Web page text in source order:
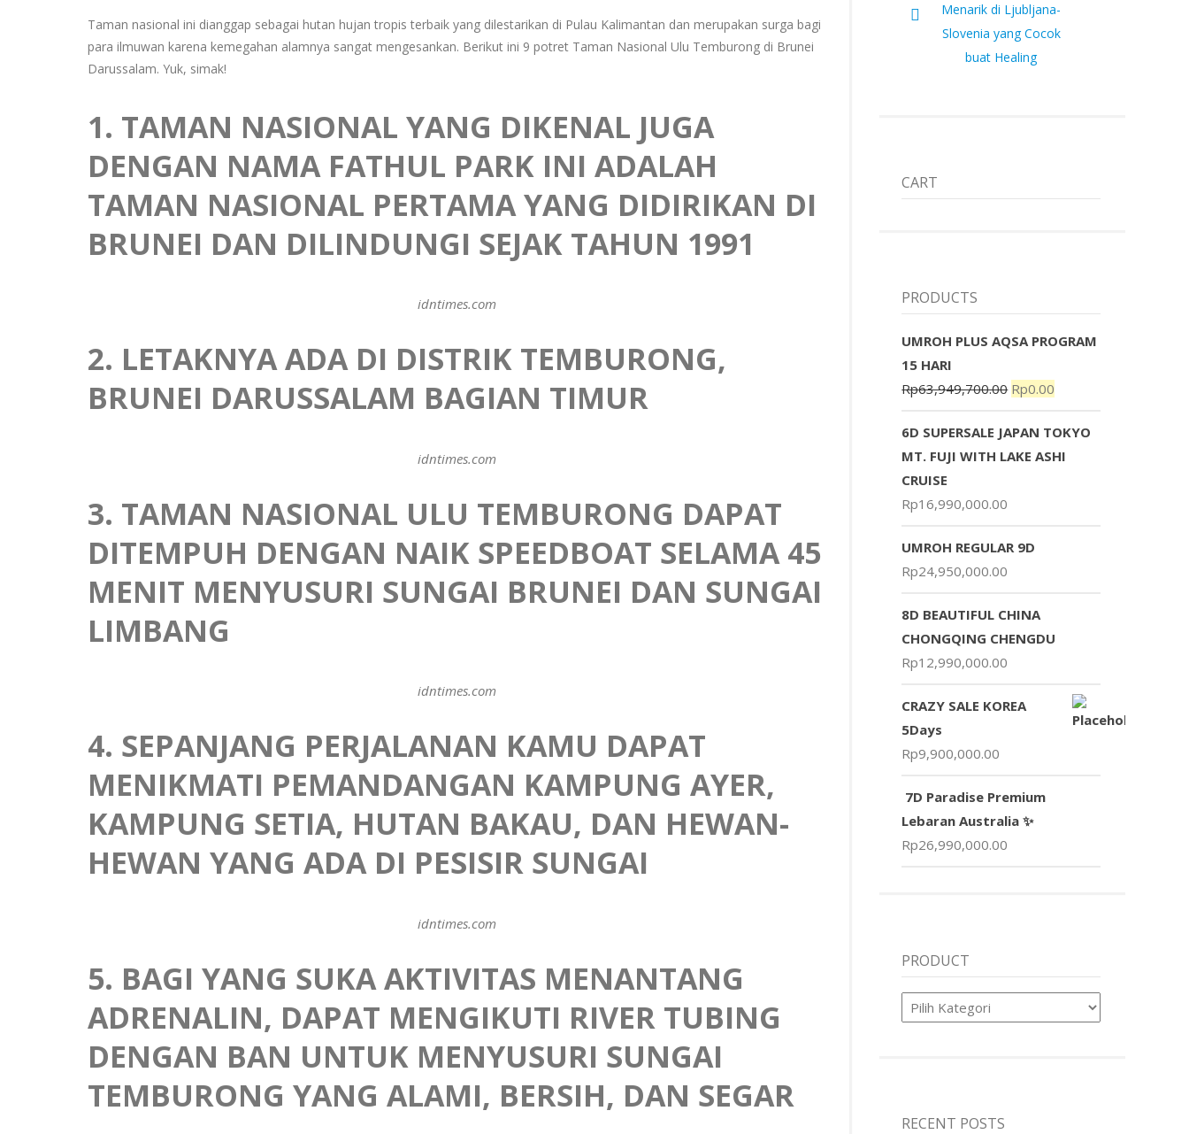
Taman nasional ini dianggap sebagai hutan hujan tropis terbaik yang dilestarikan di Pulau Kalimantan dan merupakan surga bagi
para ilmuwan karena kemegahan alamnya sangat mengesankan. Berikut ini 9 potret Taman Nasional Ulu Temburong di Brunei
Darussalam. Yuk, simak!
1. TAMAN NASIONAL YANG DIKENAL JUGA
DENGAN NAMA FATHUL PARK INI ADALAH
TAMAN NASIONAL PERTAMA YANG DIDIRIKAN DI
BRUNEI DAN DILINDUNGI SEJAK TAHUN 1991
idntimes.com
2. LETAKNYA ADA DI DISTRIK TEMBURONG,
BRUNEI DARUSSALAM BAGIAN TIMUR
idntimes.com
3. TAMAN NASIONAL ULU TEMBURONG DAPAT
DITEMPUH DENGAN NAIK SPEEDBOAT SELAMA 45
MENIT MENYUSURI SUNGAI BRUNEI DAN SUNGAI
LIMBANG
idntimes.com
4. SEPANJANG PERJALANAN KAMU DAPAT
MENIKMATI PEMANDANGAN KAMPUNG AYER,
KAMPUNG SETIA, HUTAN BAKAU, DAN HEWAN-
HEWAN YANG ADA DI PESISIR SUNGAI
idntimes.com
5. BAGI YANG SUKA AKTIVITAS MENANTANG
ADRENALIN, DAPAT MENGIKUTI RIVER TUBING
DENGAN BAN UNTUK MENYUSURI SUNGAI
TEMBURONG YANG ALAMI, BERSIH, DAN SEGAR
Menarik di Ljubljana-
Slovenia yang Cocok
buat Healing
CART
PRODUCTS
UMROH PLUS AQSA PROGRAM
15 HARI
Rp63,949,700.00 Rp0.00
6D SUPERSALE JAPAN TOKYO
MT. FUJI WITH LAKE ASHI
CRUISE
Rp16,990,000.00
UMROH REGULAR 9D
Rp24,950,000.00
8D BEAUTIFUL CHINA
CHONGQING CHENGDU
Rp12,990,000.00
CRAZY SALE KOREA
5Days
Rp9,900,000.00
7D Paradise Premium
Lebaran Australia ✨
Rp26,990,000.00
PRODUCT
Product
RECENT POSTS